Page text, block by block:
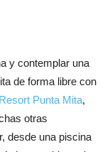
y contemplar una
de forma libre con
Resort Punta Mita,
otras
desde una piscina